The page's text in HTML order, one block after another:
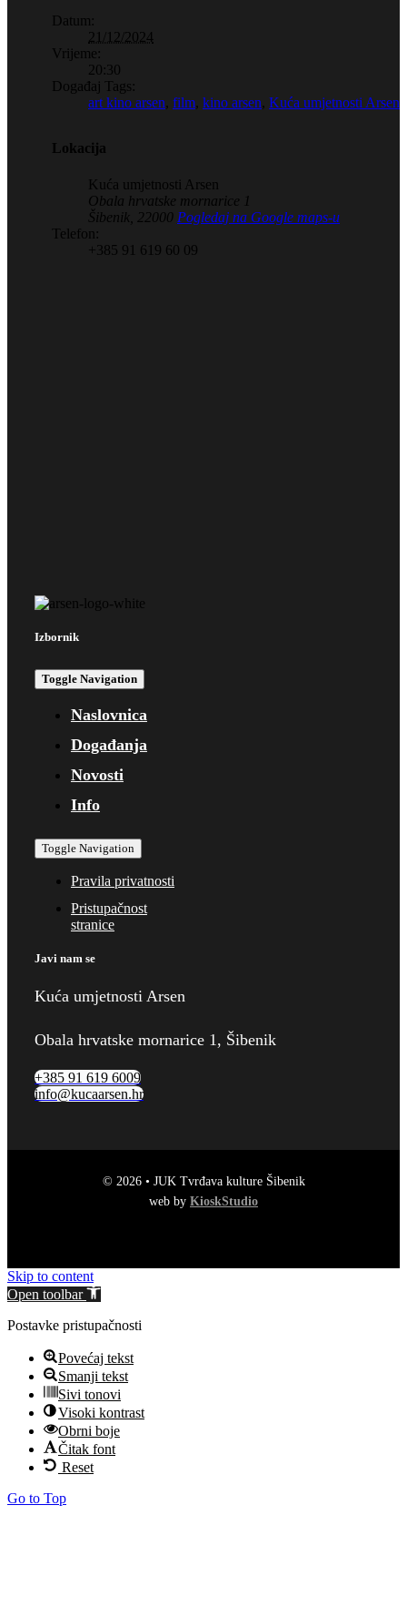
Datum:
21/12/2024
Vrijeme:
20:30
Događaj Tags:
art kino arsen, film, kino arsen, Kuća umjetnosti Arsen
Lokacija
Kuća umjetnosti Arsen
Obala hrvatske mornarice 1
Šibenik
22000 Pogledaj na Google maps-u
Telefon:
+385 91 619 60 09
Izbornik
Toggle Navigation
Naslovnica
Događanja
Novosti
Info
Toggle Navigation
Pravila privatnosti
Pristupačnost
stranice
Javi nam se
Kuća umjetnosti Arsen
Obala hrvatske mornarice 1, Šibenik
+385 91 619 6009
info@kucaarsen.hr
© 2026 • JUK Tvrđava kulture Šibenik
web by KioskStudio
Skip to content
Open toolbar
Postavke pristupačnosti
Povećaj tekst
Smanji tekst
Sivi tonovi
Visoki kontrast
Obrni boje
Čitak font
Reset
Go to Top